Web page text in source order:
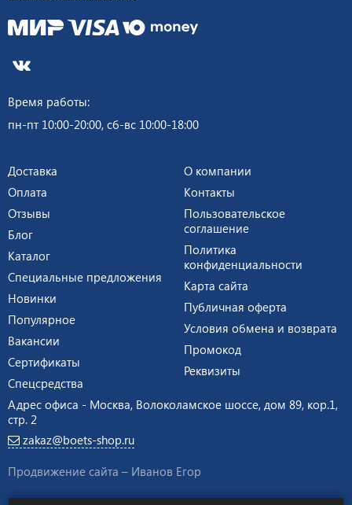
Время работы:
пн-пт 10:00-20:00, сб-вс 10:00-18:00
Доставка
Оплата
Отзывы
Блог
Каталог
Специальные предложения
Новинки
Популярное
Вакансии
Сертификаты
Спецсредства
О компании
Контакты
Пользовательское
соглашение
Политика
конфиденциальности
Карта сайта
Публичная оферта
Условия обмена и возврата
Промокод
Реквизиты
Адрес офиса - Москва, Волоколамское шоссе, дом 89, кор.1,
стр. 2
zakaz@boets-shop.ru
Продвижение сайта – Иванов Егор